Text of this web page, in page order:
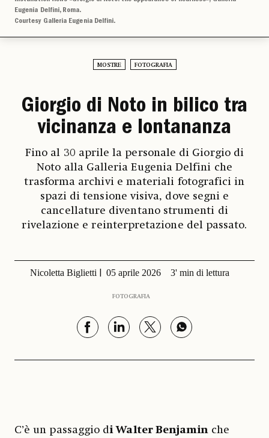
Eugenia Delfini, Roma.
Courtesy Galleria Eugenia Delfini.
MOSTRE FOTOGRAFIA
Giorgio di Noto in bilico tra
vicinanza e lontananza
Fino al 30 aprile la personale di Giorgio di
Noto alla Galleria Eugenia Delfini che
trasforma archivi e materiali fotografici in
spazi di tensione visiva, dove segni e
cancellature diventano strumenti di
rivelazione e reinterpretazione del passato.
Nicoletta Biglietti 05 aprile 2026 3' min di lettura
FOTOGRAFIA
C’è un passaggio di Walter Benjaminche